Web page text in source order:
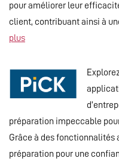
pour améliorer leur
client, contribuant ainsi à
plus
préparation impeccable
Grâce à des fonctionnalités
préparation pour une